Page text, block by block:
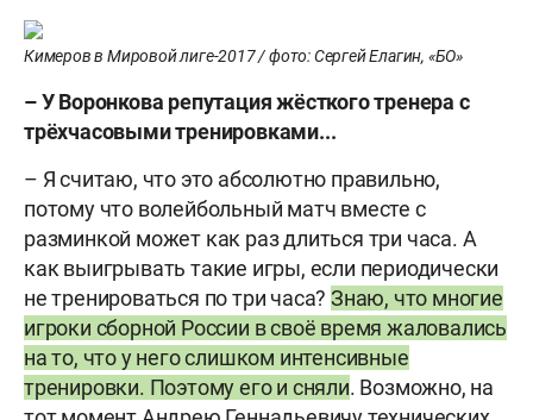
Кимеров в Мировой лиге-2017 / фото: Сергей Елагин, «БО»
– У Воронкова репутация жёсткого тренера с
трёхчасовыми тренировками...
– Я считаю, что это абсолютно правильно,
потому что волейбольный матч вместе с
разминкой может как раз длиться три часа. А
как выигрывать такие игры, если периодически
не тренироваться по три часа?Знаю, что многие
игроки сборной России в своё время жаловались
на то, что у него слишком интенсивные
тренировки. Поэтому его и сняли. Возможно, на